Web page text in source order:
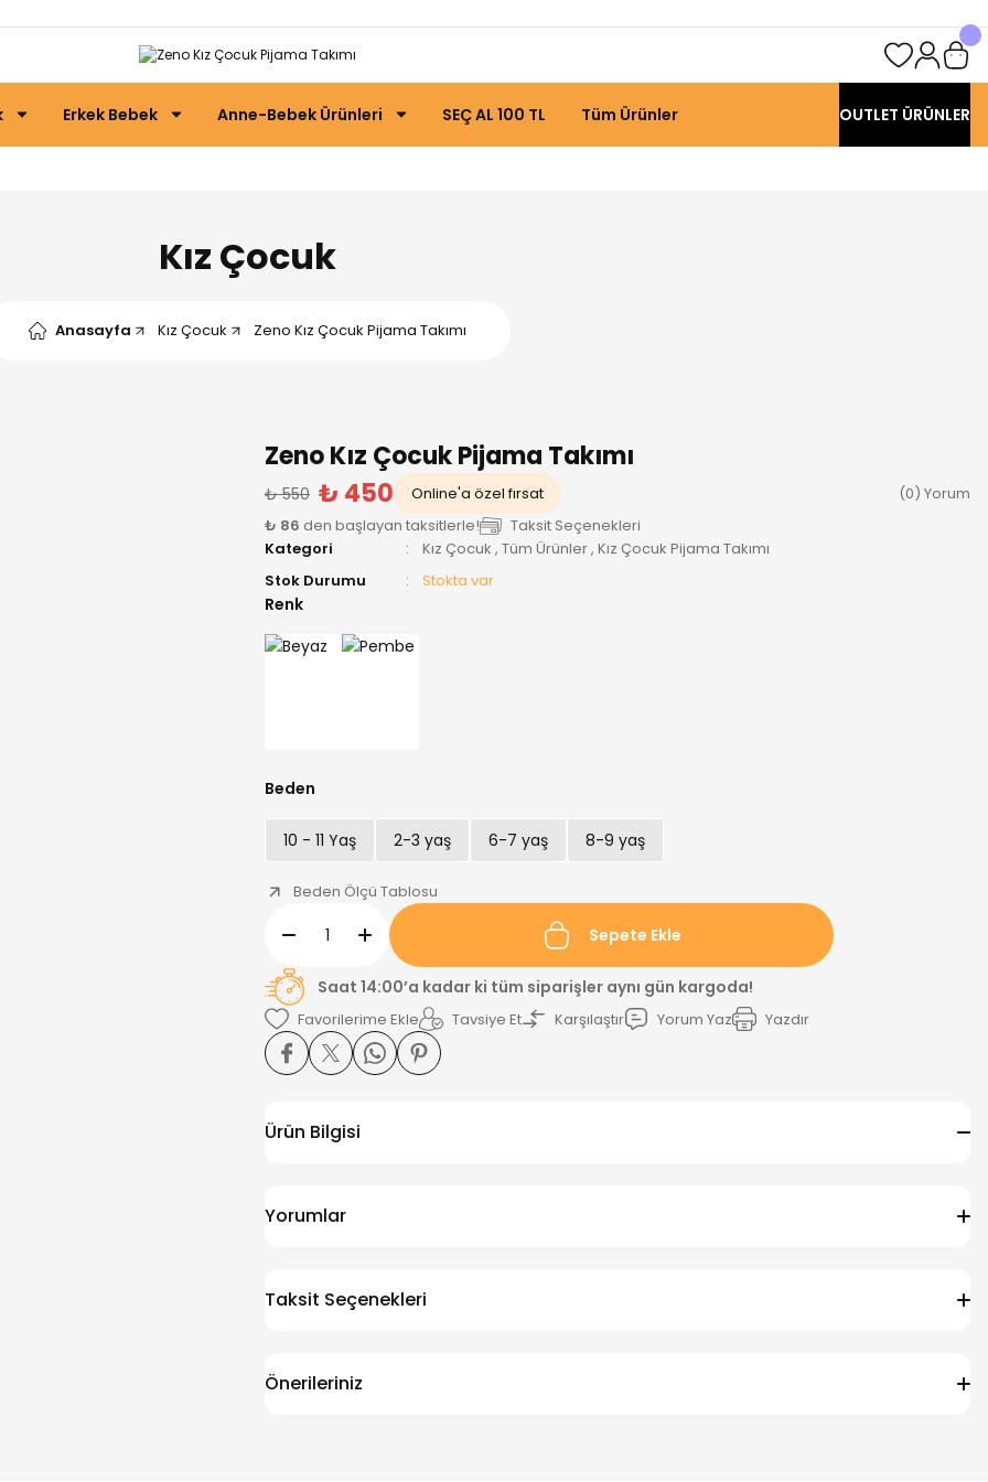
Erkek Bebek Anne-Bebek Ürünleri SEÇ AL 100 TL Tüm Ürünler OUTLET ÜRÜNLER
Kız Çocuk
Anasayfa Kız Çocuk Zeno Kız Çocuk Pijama Takımı
Zeno Kız Çocuk Pijama Takımı
₺ 550 ₺ 450 Online'a özel fırsat
(0) Yorum
₺ 86 den başlayan taksitlerle!
Taksit Seçenekleri
Kategori
Kız Çocuk , Tüm Ürünler, Kız Çocuk Pijama Takımı
Stok Durumu
Stokta var
Renk
Beden
10 - 11 Yaş 2-3 yaş 6-7 yaş 8-9 yaş
Beden Ölçü Tablosu
Sepete Ekle
Saat 14:00’a kadar ki tüm siparişler aynı gün kargoda!
Tavsiye Et Karşılaştır Yorum Yaz Yazdır
Ürün Bilgisi
Yorumlar
Taksit Seçenekleri
Önerileriniz